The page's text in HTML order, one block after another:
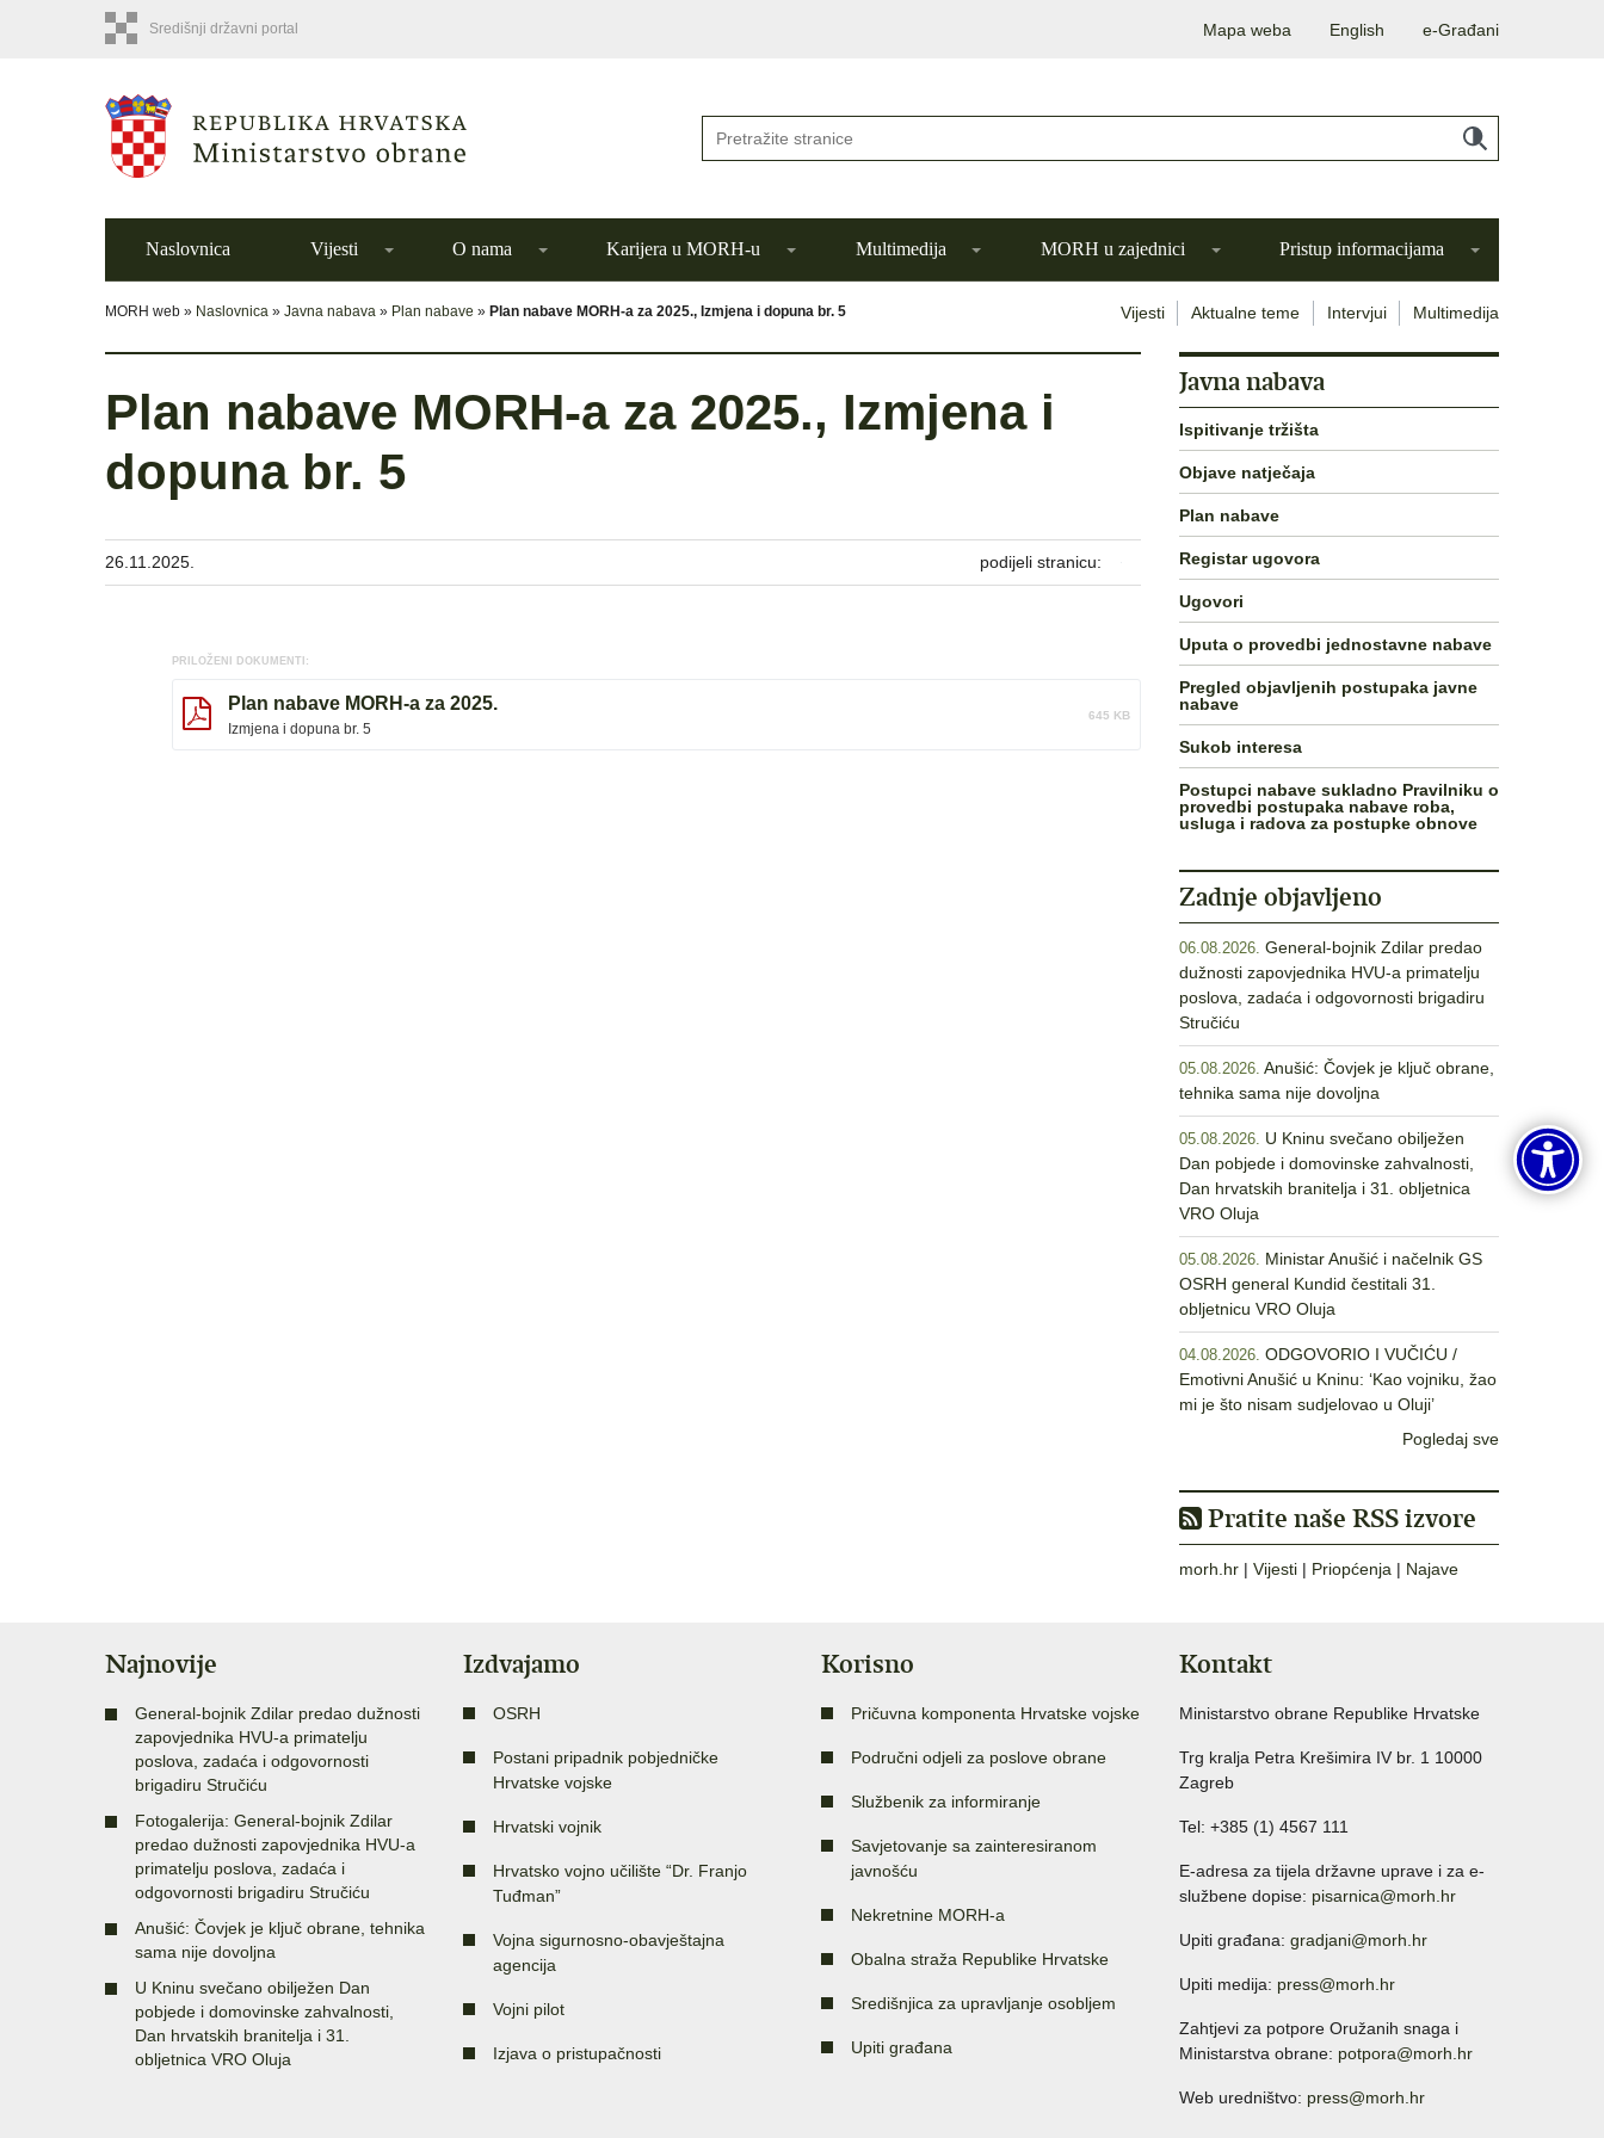
Središnji državni portal Mapa weba English e-Građani
Naslovnica Vijesti O nama Karijera u MORH-u Multimedija MORH u zajednici Pristup informacijama
MORH web » Naslovnica » Javna nabava » Plan nabave » Plan nabave MORH-a za 2025., Izmjena i dopuna br. 5 Vijesti Aktualne teme Intervjui Multimedija
Plan nabave MORH-a za 2025., Izmjena i
dopuna br. 5
26.11.2025. podijeli stranicu:
PRILOŽENI DOKUMENTI:
Plan nabave MORH-a za 2025.
Izmjena i dopuna br. 5
645 KB
Javna nabava
Ispitivanje tržišta
Objave natječaja
Plan nabave
Registar ugovora
Ugovori
Uputa o provedbi jednostavne nabave
Pregled objavljenih postupaka javne
nabave
Sukob interesa
Postupci nabave sukladno Pravilniku o
provedbi postupaka nabave roba,
usluga i radova za postupke obnove
Zadnje objavljeno
06.08.2026. General-bojnik Zdilar predao
dužnosti zapovjednika HVU-a primatelju
poslova, zadaća i odgovornosti brigadiru
Stručiću
05.08.2026. Anušić: Čovjek je ključ obrane,
tehnika sama nije dovoljna
05.08.2026. U Kninu svečano obilježen
Dan pobjede i domovinske zahvalnosti,
Dan hrvatskih branitelja i 31. obljetnica
VRO Oluja
05.08.2026. Ministar Anušić i načelnik GS
OSRH general Kundid čestitali 31.
obljetnicu VRO Oluja
04.08.2026. ODGOVORIO I VUČIĆU /
Emotivni Anušić u Kninu: ‘Kao vojniku, žao
mi je što nisam sudjelovao u Oluji’
Pogledaj sve
Pratite naše RSS izvore
morh.hr | Vijesti | Priopćenja | Najave
Najnovije
General-bojnik Zdilar predao dužnosti
zapovjednika HVU-a primatelju
poslova, zadaća i odgovornosti
brigadiru Stručiću
Fotogalerija: General-bojnik Zdilar
predao dužnosti zapovjednika HVU-a
primatelju poslova, zadaća i
odgovornosti brigadiru Stručiću
Anušić: Čovjek je ključ obrane, tehnika
sama nije dovoljna
U Kninu svečano obilježen Dan
pobjede i domovinske zahvalnosti,
Dan hrvatskih branitelja i 31.
obljetnica VRO Oluja
Izdvajamo
OSRH
Postani pripadnik pobjedničke
Hrvatske vojske
Hrvatski vojnik
Hrvatsko vojno učilište “Dr. Franjo
Tuđman”
Vojna sigurnosno-obavještajna
agencija
Vojni pilot
Izjava o pristupačnosti
Korisno
Pričuvna komponenta Hrvatske vojske
Područni odjeli za poslove obrane
Službenik za informiranje
Savjetovanje sa zainteresiranom
javnošću
Nekretnine MORH-a
Obalna straža Republike Hrvatske
Središnjica za upravljanje osobljem
Upiti građana
Kontakt
Ministarstvo obrane Republike Hrvatske
Trg kralja Petra Krešimira IV br. 1 10000
Zagreb
Tel: +385 (1) 4567 111
E-adresa za tijela državne uprave i za e-
službene dopise: pisarnica@morh.hr
Upiti građana: gradjani@morh.hr
Upiti medija: press@morh.hr
Zahtjevi za potpore Oružanih snaga i
Ministarstva obrane: potpora@morh.hr
Web uredništvo: press@morh.hr